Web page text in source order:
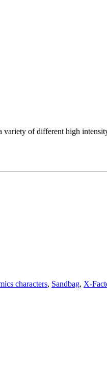
of different high
characters, Sandbag, X-